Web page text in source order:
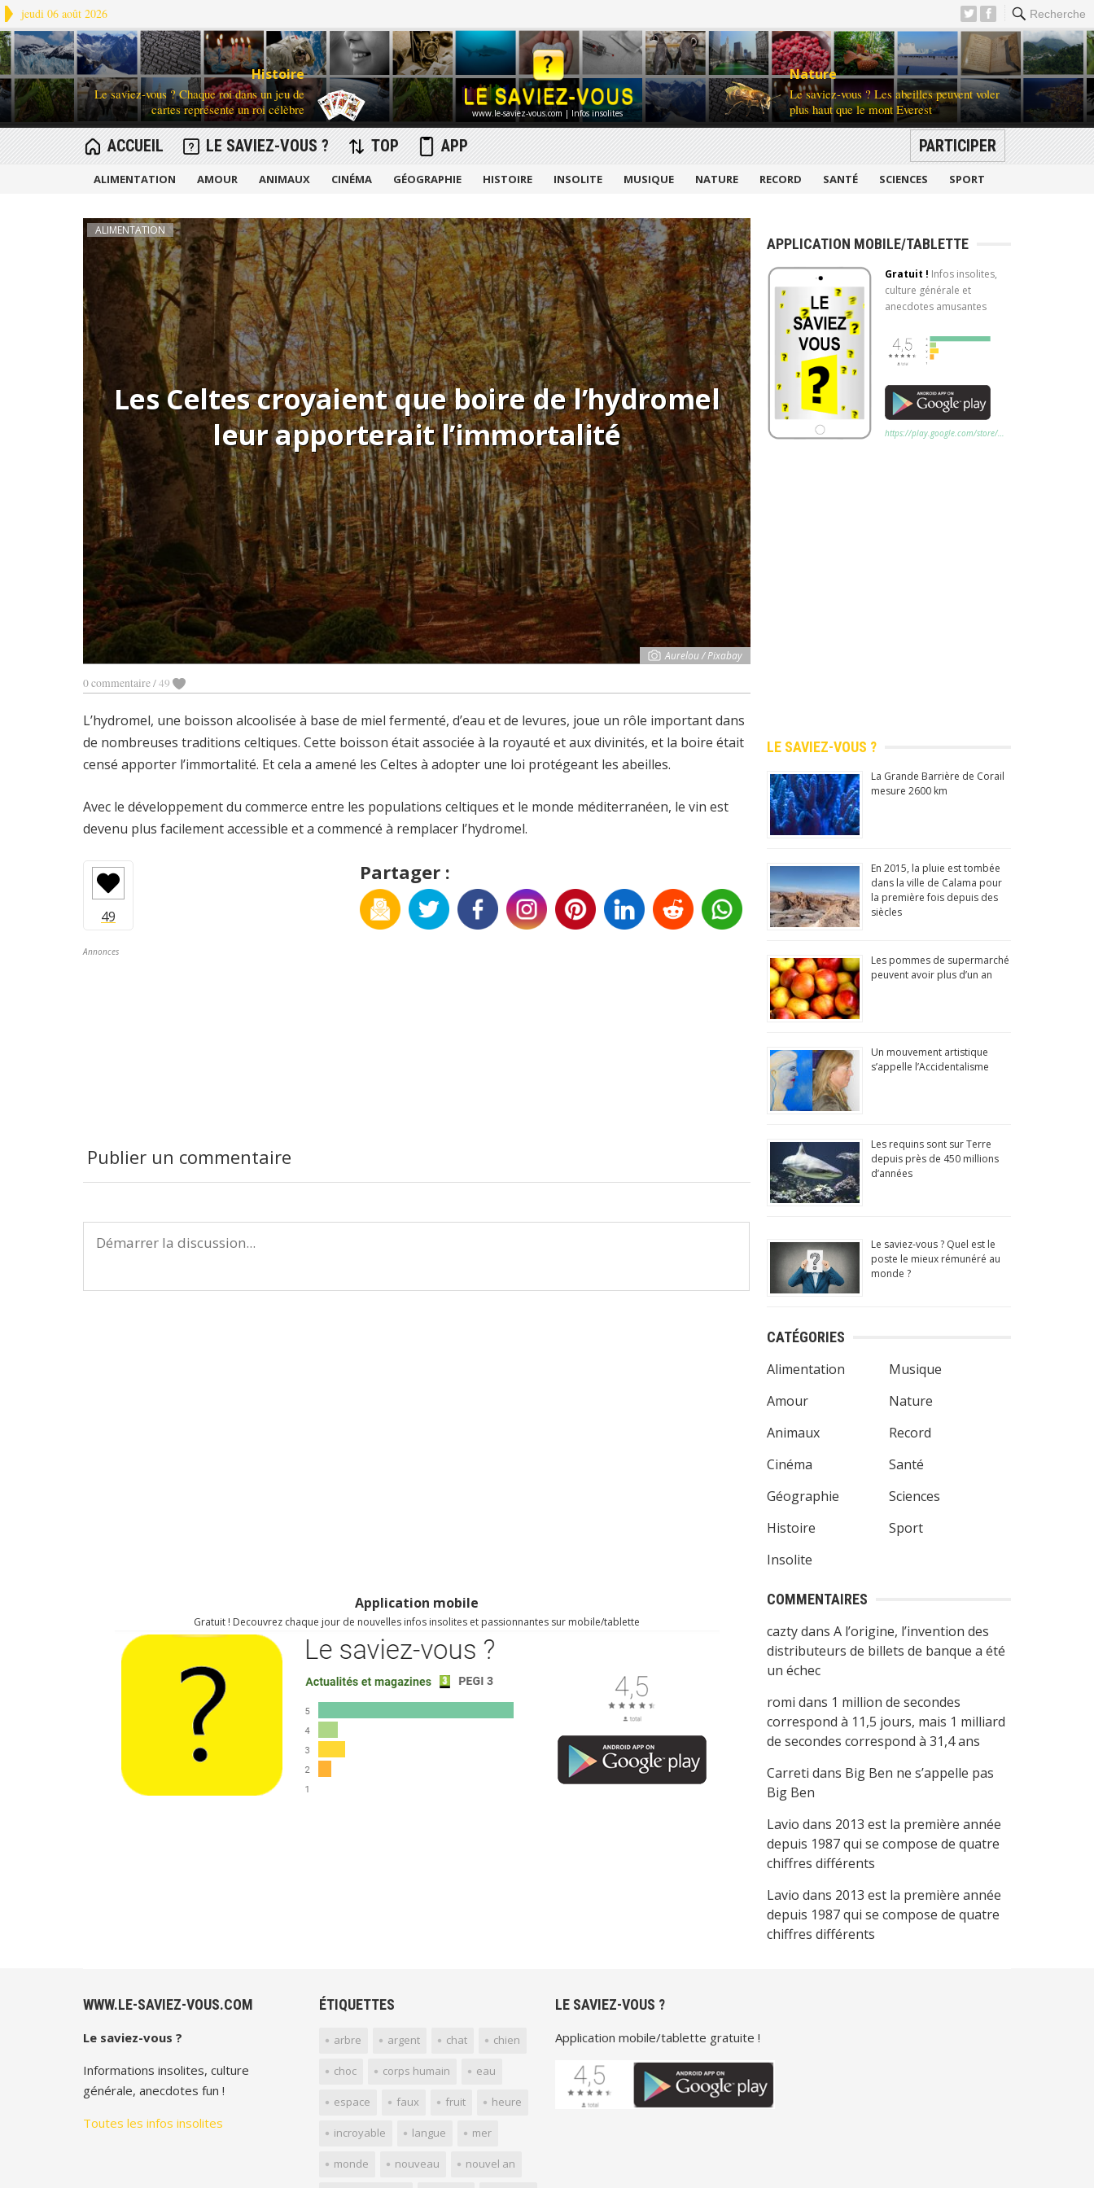
jeudi 06 août 2026 Recherche
www.le-saviez-vous.com | Infos insolites
Histoire
Le saviez-vous ? Chaque roi dans un jeu de
cartes représente un roi célèbre
Nature
Le saviez-vous ? Les abeilles peuvent voler
plus haut que le mont Everest
ACCUEIL LE SAVIEZ-VOUS ? TOP APP PARTICIPER
ALIMENTATION AMOUR ANIMAUX CINÉMA GÉOGRAPHIE HISTOIRE INSOLITE MUSIQUE NATURE RECORD SANTÉ SCIENCES SPORT
ALIMENTATION
Les Celtes croyaient que boire de l’hydromel
leur apporterait l’immortalité
Aurelou / Pixabay
0 commentaire/49
L’hydromel, une boisson alcoolisée à base de miel fermenté, d’eau et de levures, joue un rôle important dans
de nombreuses traditions celtiques. Cette boisson était associée à la royauté et aux divinités, et la boire était
censé apporter l’immortalité. Et cela a amené les Celtes à adopter une loi protégeant les abeilles.
Avec le développement du commerce entre les populations celtiques et le monde méditerranéen, le vin est
devenu plus facilement accessible et a commencé à remplacer l’hydromel.
Partager :
Annonces
Publier un commentaire
Application mobile
Gratuit ! Decouvrez chaque jour de nouvelles infos insolites et passionnantes sur mobile/tablette
APPLICATION MOBILE/TABLETTE
Gratuit ! Infos insolites,
culture générale et
anecdotes amusantes
https://play.google.com/store/…
LE SAVIEZ-VOUS ?
La Grande Barrière de Corail
mesure 2600 km
En 2015, la pluie est tombée
dans la ville de Calama pour
la première fois depuis des
siècles
Les pommes de supermarché
peuvent avoir plus d’un an
Un mouvement artistique
s’appelle l’Accidentalisme
Les requins sont sur Terre
depuis près de 450 millions
d’années
Le saviez-vous ? Quel est le
poste le mieux rémunéré au
monde ?
CATÉGORIES
Alimentation
Amour
Animaux
Cinéma
Géographie
Histoire
Insolite
Musique
Nature
Record
Santé
Sciences
Sport
COMMENTAIRES
caztydans A l’origine, l’invention des
distributeurs de billets de banque a été
un échec
romi dans 1 million de secondes
correspond à 11,5 jours, mais 1 milliard
de secondes correspond à 31,4 ans
Carreti dans Big Ben ne s’appelle pas
Big Ben
Lavio dans 2013 est la première année
depuis 1987 qui se compose de quatre
chiffres différents
Lavio dans 2013 est la première année
depuis 1987 qui se compose de quatre
chiffres différents
WWW.LE-SAVIEZ-VOUS.COM
Le saviez-vous ?
Informations insolites, culture
générale, anecdotes fun !
Toutes les infos insolites
ÉTIQUETTES
arbre argent chat chien
choc corps humain eau
espace faux fruit heure
incroyable langue mer
monde nouveau nouvel an
LE SAVIEZ-VOUS ?
Application mobile/tablette gratuite !